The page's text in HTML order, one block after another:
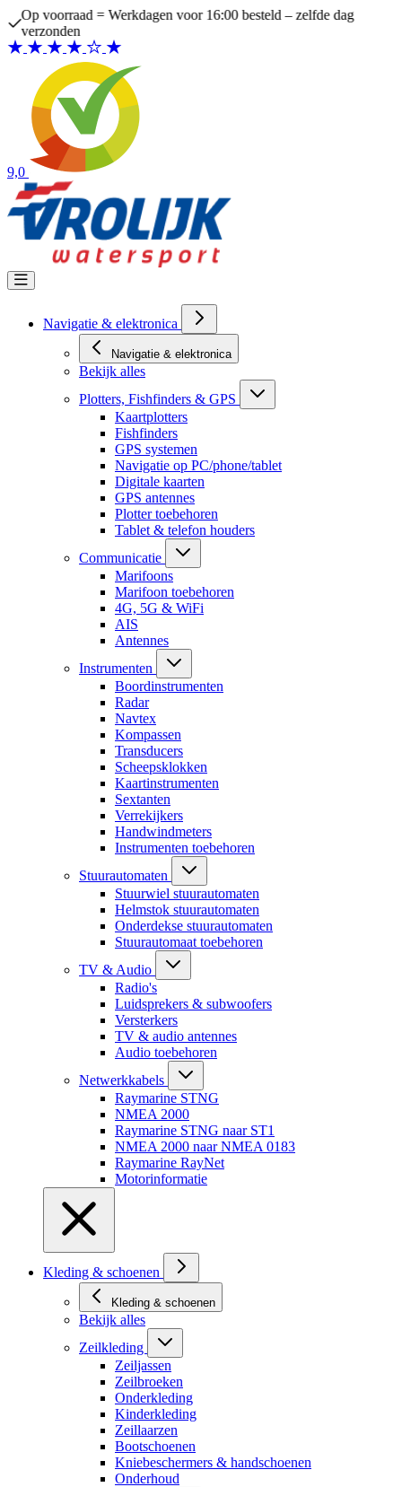
Ga naar de inhoud
Op voorraad = Werkdagen voor 16:00 besteld – zelfde dag
verzonden
9,0
Navigatie & elektronica
Navigatie & elektronica
Bekijk alles
Plotters, Fishfinders & GPS
Kaartplotters
Fishfinders
GPS systemen
Navigatie op PC/phone/tablet
Digitale kaarten
GPS antennes
Plotter toebehoren
Tablet & telefon houders
Communicatie
Marifoons
Marifoon toebehoren
4G, 5G & WiFi
AIS
Antennes
Instrumenten
Boordinstrumenten
Radar
Navtex
Kompassen
Transducers
Scheepsklokken
Kaartinstrumenten
Sextanten
Verrekijkers
Handwindmeters
Instrumenten toebehoren
Stuurautomaten
Stuurwiel stuurautomaten
Helmstok stuurautomaten
Onderdekse stuurautomaten
Stuurautomaat toebehoren
TV & Audio
Radio's
Luidsprekers & subwoofers
Versterkers
TV & audio antennes
Audio toebehoren
Netwerkkabels
Raymarine STNG
NMEA 2000
Raymarine STNG naar ST1
NMEA 2000 naar NMEA 0183
Raymarine RayNet
Motorinformatie
Kleding & schoenen
Kleding & schoenen
Bekijk alles
Zeilkleding
Zeiljassen
Zeilbroeken
Onderkleding
Kinderkleding
Zeillaarzen
Bootschoenen
Kniebeschermers & handschoenen
Onderhoud